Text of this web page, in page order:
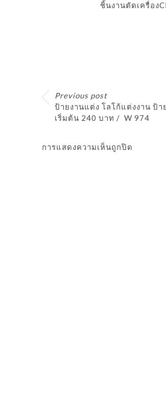
ชิ้นงานตัดเครื่อง
Previous post
ป้ายงานแต่ง โลโก้แต่งงาน ป้
เริ่มต้น 240 บาท / W 974
การแสดงความเห็นถูกปิด